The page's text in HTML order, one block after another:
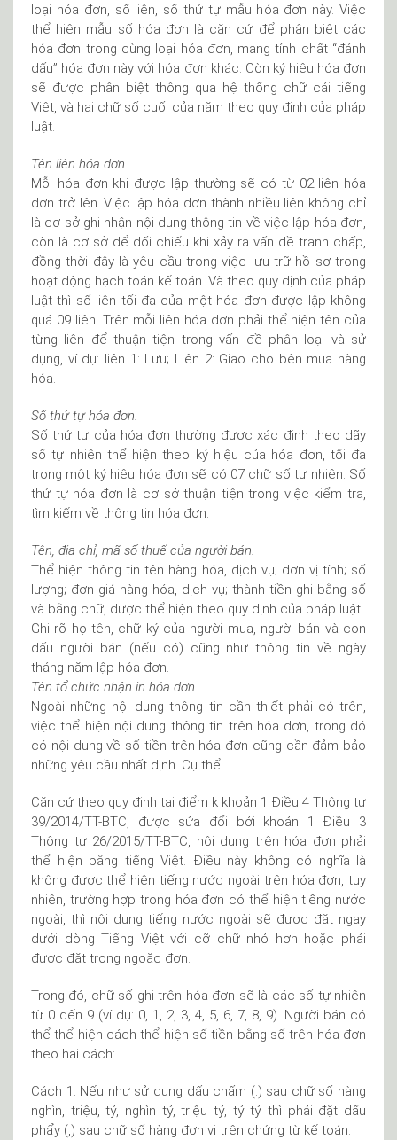
loại hóa đơn, số liên, số thứ tự mẫu hóa đơn này. Việc
thể hiện mẫu số hóa đơn là căn cứ để phân biệt các
hóa đơn trong cùng loại hóa đơn, mang tính chất “đánh
dấu” hóa đơn này với hóa đơn khác. Còn ký hiệu hóa đơn
sẽ được phân biệt thông qua hệ thống chữ cái tiếng
Việt, và hai chữ số cuối của năm theo quy định của pháp
luật.
Tên liên hóa đơn.
Mỗi hóa đơn khi được lập thường sẽ có từ 02 liên hóa
đơn trở lên. Việc lập hóa đơn thành nhiều liên không chỉ
là cơ sở ghi nhận nội dung thông tin về việc lập hóa đơn,
còn là cơ sở để đối chiếu khi xảy ra vấn đề tranh chấp,
đồng thời đây là yêu cầu trong việc lưu trữ hồ sơ trong
hoạt động hạch toán kế toán. Và theo quy định của pháp
luật thì số liên tối đa của một hóa đơn được lập không
quá 09 liên. Trên mỗi liên hóa đơn phải thể hiện tên của
từng liên để thuận tiện trong vấn đề phân loại và sử
dụng, ví dụ: liên 1: Lưu; Liên 2: Giao cho bên mua hàng
hóa.
Số thứ tự hóa đơn.
Số thứ tự của hóa đơn thường được xác định theo dãy
số tự nhiên thể hiện theo ký hiệu của hóa đơn, tối đa
trong một ký hiệu hóa đơn sẽ có 07 chữ số tự nhiên. Số
thứ tự hóa đơn là cơ sở thuận tiện trong việc kiểm tra,
tìm kiếm về thông tin hóa đơn.
Tên, địa chỉ, mã số thuế của người bán.
Thể hiện thông tin tên hàng hóa, dịch vụ; đơn vị tính; số
lượng; đơn giá hàng hóa, dịch vụ; thành tiền ghi bằng số
và bằng chữ, được thể hiện theo quy định của pháp luật.
Ghi rõ họ tên, chữ ký của người mua, người bán và con
dấu người bán (nếu có) cũng như thông tin về ngày
tháng năm lập hóa đơn.
Tên tổ chức nhận in hóa đơn.
Ngoài những nội dung thông tin cần thiết phải có trên,
việc thể hiện nội dung thông tin trên hóa đơn, trong đó
có nội dung về số tiền trên hóa đơn cũng cần đảm bảo
những yêu cầu nhất định. Cụ thể:
Căn cứ theo quy định tại điểm k khoản 1 Điều 4 Thông tư
39/2014/TT-BTC, được sửa đổi bởi khoản 1 Điều 3
Thông tư 26/2015/TT-BTC, nội dung trên hóa đơn phải
thể hiện bằng tiếng Việt. Điều này không có nghĩa là
không được thể hiện tiếng nước ngoài trên hóa đơn, tuy
nhiên, trường hợp trong hóa đơn có thể hiện tiếng nước
ngoài, thì nội dung tiếng nước ngoài sẽ được đặt ngay
dưới dòng Tiếng Việt với cỡ chữ nhỏ hơn hoặc phải
được đặt trong ngoặc đơn.
Trong đó, chữ số ghi trên hóa đơn sẽ là các số tự nhiên
từ 0 đến 9 (ví dụ: 0, 1, 2, 3, 4, 5, 6, 7, 8, 9). Người bán có
thể thể hiện cách thể hiện số tiền bằng số trên hóa đơn
theo hai cách:
Cách 1: Nếu như sử dụng dấu chấm (.) sau chữ số hàng
nghìn, triệu, tỷ, nghìn tỷ, triệu tỷ, tỷ tỷ thì phải đặt dấu
phẩy (,) sau chữ số hàng đơn vị trên chứng từ kế toán.